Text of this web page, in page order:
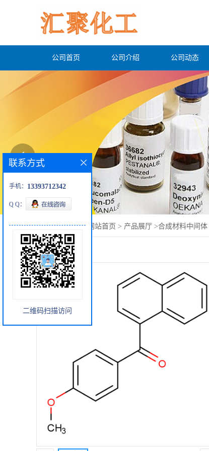
公司首页 公司介绍 公司动态
您当前的位置： 网站首页 > 产品展厅 >合成材料中间体
联系方式
手机： 13393712342
Q Q：
二维码扫描访问